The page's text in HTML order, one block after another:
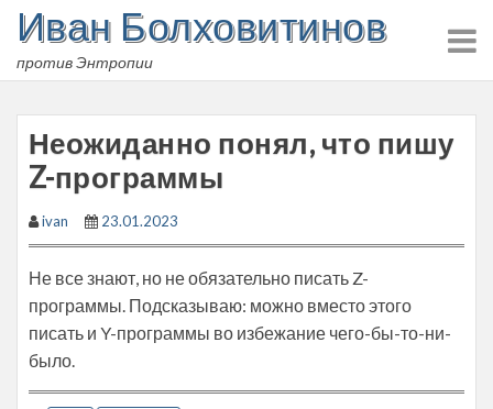
Skip
content
Иван Болховитинов
против Энтропии
Неожиданно понял, что пишу
Z-программы
ivan 23.01.2023
Не все знают, но не обязательно писать Z-
программы. Подсказываю: можно вместо этого
писать и Y-программы во избежание чего-бы-то-ни-
было.